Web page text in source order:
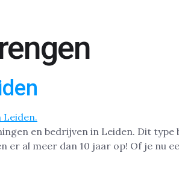
en bedrijven in Leiden. Dit type
er al meer dan 10 jaar op! Of je nu